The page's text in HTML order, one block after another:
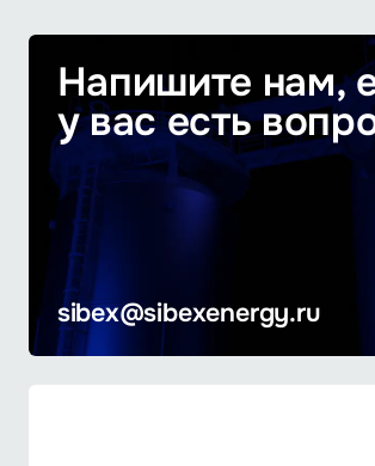
Напишите нам,
у вас есть
sibex@sibexenergy.ru